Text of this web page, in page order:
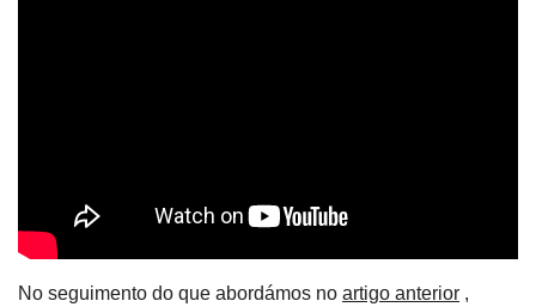
No seguimento do que abordámos no artigo anterior ,